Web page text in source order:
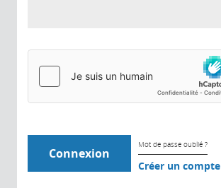
Mot de passe oublié ?
Créer un compte